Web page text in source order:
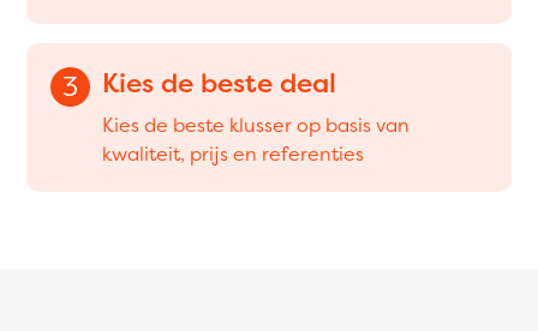
3 Kies de beste deal
Kies de beste klusser op basis van
kwaliteit, prijs en referenties